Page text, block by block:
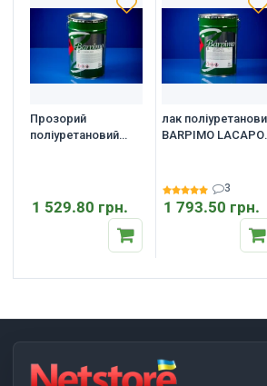
Прозорий
поліуретановий
1 529.80 грн.
лак
BARPIMO
1 793.50 грн.
3